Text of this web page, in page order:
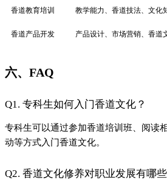
香道教育培训 教学能力、香道技法、文化
香道产品开发 产品设计、市场营销、香道
六、FAQ
Q1. 专科生如何入门香道文化？
专科生可以通过参加香道培训班、阅读
动等方式入门香道文化。
Q2. 香道文化修养对职业发展有哪